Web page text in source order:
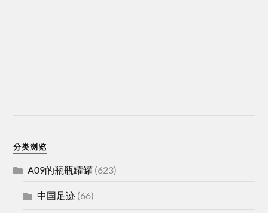
分类浏览
A09的瓶瓶罐罐 (623)
中国足迹 (66)